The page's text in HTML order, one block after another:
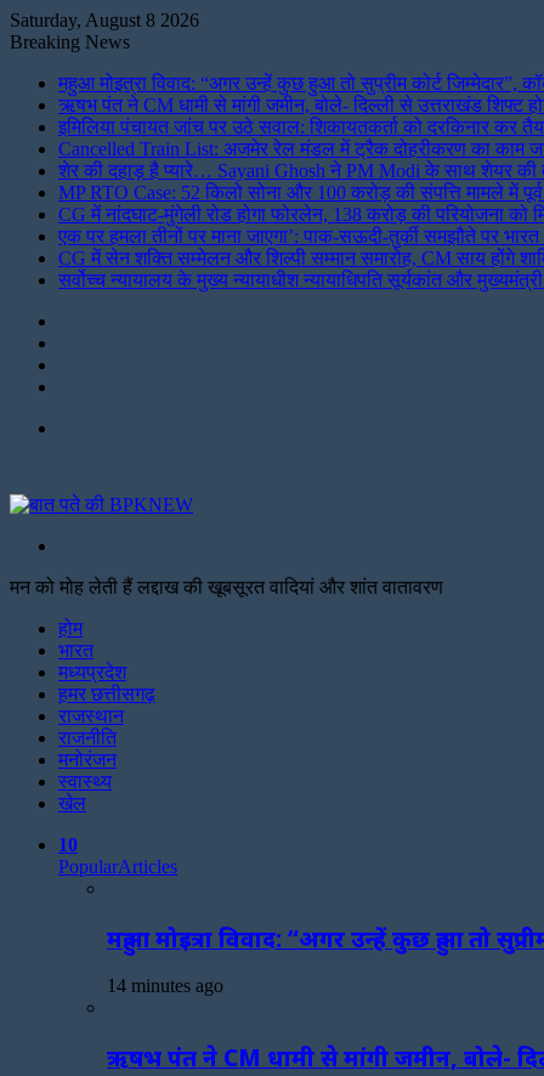
Saturday, August 8 2026
Breaking News
महुआ मोइत्रा विवाद: “अगर उन्हें कुछ हुआ तो सुप्रीम कोर्ट जिम्मेदार”,
ऋषभ पंत ने CM धामी से मांगी जमीन, बोले- दिल्ली से उत्तराखंड शिफ्ट
इमिलिया पंचायत जांच पर उठे सवाल: शिकायतकर्ता को दरकिनार कर
Cancelled Train List: अजमेर रेल मंडल में ट्रैक दोहरीकरण का काम
शेर की दहाड़ है प्यारे… Sayani Ghosh ने PM Modi के साथ शेयर की
MP RTO Case: 52 किलो सोना और 100 करोड़ की संपत्ति मामले में
CG में नांदघाट-मुंगेली रोड होगा फोरलेन, 138 करोड़ की परियोजना को
एक पर हमला तीनों पर माना जाएगा’: पाक-सऊदी-तुर्की समझौते पर
CG में सेन शक्ति सम्मेलन और शिल्पी सम्मान समारोह, CM साय होंगे
सर्वोच्च न्यायालय के मुख्‍य न्‍यायाधीश न्यायाधिपति सूर्यकांत और
मन को मोह लेती हैं लद्दाख की खूबसूरत वादियां और शांत वातावरण
होम
भारत
मध्यप्रदेश
हमर छत्तीसगढ़
राजस्थान
राजनीति
मनोरंजन
स्वास्थ्य
खेल
10
PopularArticles
महुआ मोइत्रा विवाद: “अगर उन्हें कुछ हुआ तो
14 minutes ago
ऋषभ पंत ने CM धामी से मांगी जमीन, बोले-